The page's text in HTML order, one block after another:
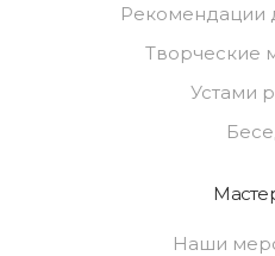
Рекомендации
Творческие
Устами
Наши